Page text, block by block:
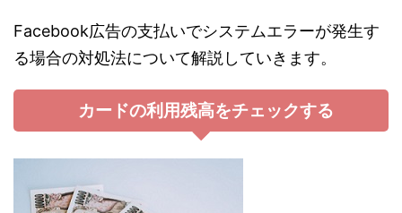
Facebook広告の支払いでシステムエラーが発生す
る場合の対処法について解説していきます。
カードの利用残高をチェックする